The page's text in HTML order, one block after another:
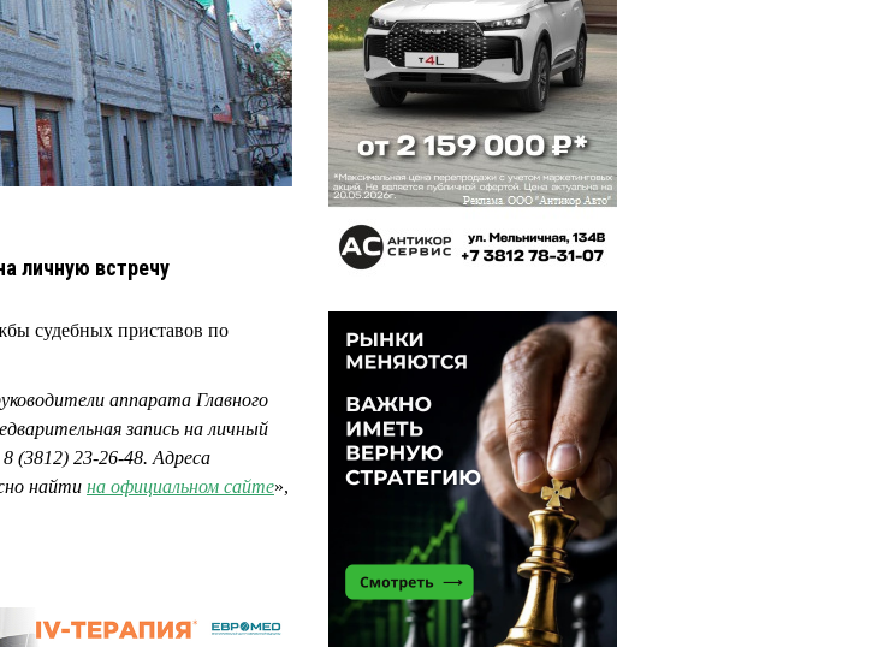
личную встречу
судебных приставов по
аппарата Главного
запись на личный
(3812) 23-26-48. Адреса
найти на официальном сайте»,